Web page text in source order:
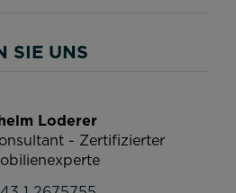
SIE UNS
Loderer
- Zertifizierter